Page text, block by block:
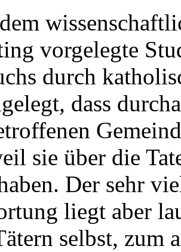
vorgelegte
durch
dass
sie über die
Der sehr
liegt aber
selbst, zum